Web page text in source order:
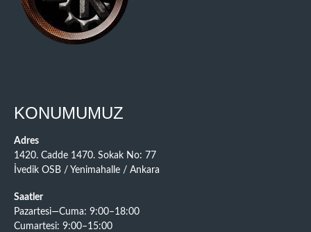
KONUMUMUZ
Adres
1420. Cadde 1470. Sokak No: 77
İvedik OSB / Yenimahalle / Ankara
Saatler
Pazartesi—Cuma: 9:00–18:00
Cumartesi: 9:00–15:00